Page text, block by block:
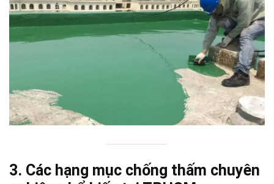
3. Các hạng mục chống thấm chuyên